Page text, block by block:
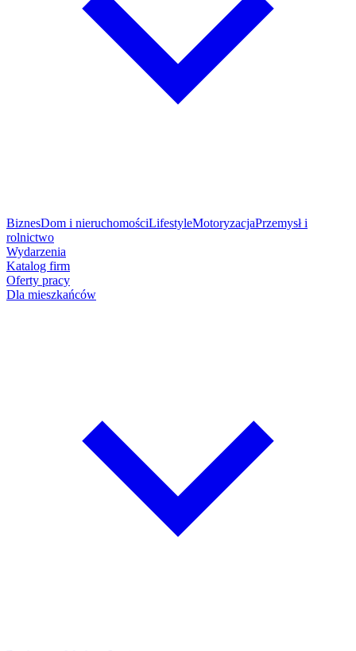
BiznesDom i nieruchomościLifestyleMotoryzacjaPrzemysł i
rolnictwo
Wydarzenia
Katalog firm
Oferty pracy
Dla mieszkańców